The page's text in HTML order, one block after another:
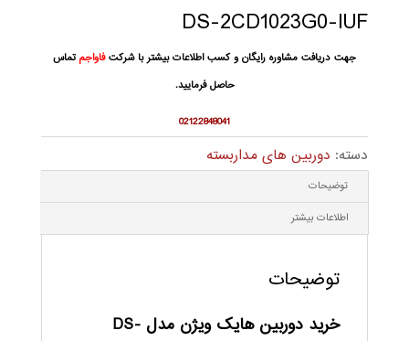
DS-2CD1023G0-IUF
جهت دریافت مشاوره رایگان و کسب اطلاعات بیشتر با شرکتفاواجم تماس
حاصل فرمایید.
02122848041
دسته: دوربین های مداربسته
توضیحات
اطلاعات بیشتر
توضیحات
خرید دوربین هایک ویژن مدل DS-